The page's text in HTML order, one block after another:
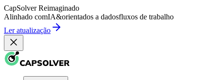
CapSolver Reimaginado
Alinhado comIA&orientados a dadosfluxos de trabalho
Ler atualização